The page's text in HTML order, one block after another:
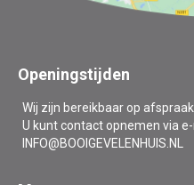
Openingstijden
Wij zijn bereikbaar op afspraak.
U kunt contact opnemen via e-
INFO@BOOIGEVELENHUIS.NL